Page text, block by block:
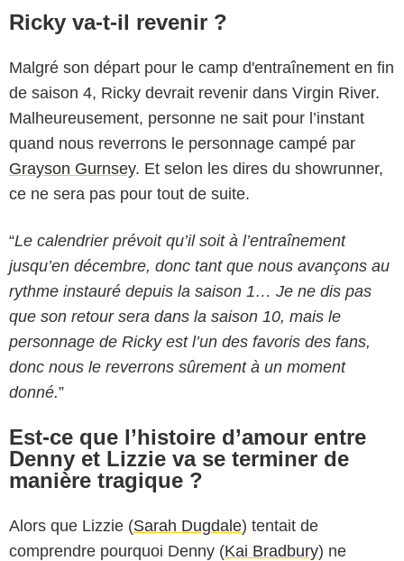
Ricky va-t-il revenir ?
Malgré son départ pour le camp d'entraînement en fin
de saison 4, Ricky devrait revenir dans Virgin River.
Malheureusement, personne ne sait pour l’instant
quand nous reverrons le personnage campé par
Grayson Gurnsey. Et selon les dires du showrunner,
ce ne sera pas pour tout de suite.
“Le calendrier prévoit qu’il soit à l’entraînement
jusqu’en décembre, donc tant que nous avançons au
rythme instauré depuis la saison 1… Je ne dis pas
que son retour sera dans la saison 10, mais le
personnage de Ricky est l’un des favoris des fans,
donc nous le reverrons sûrement à un moment
donné.”
Est-ce que l’histoire d’amour entre
Denny et Lizzie va se terminer de
manière tragique ?
Alors que Lizzie (Sarah Dugdale) tentait de
comprendre pourquoi Denny (Kai Bradbury) ne